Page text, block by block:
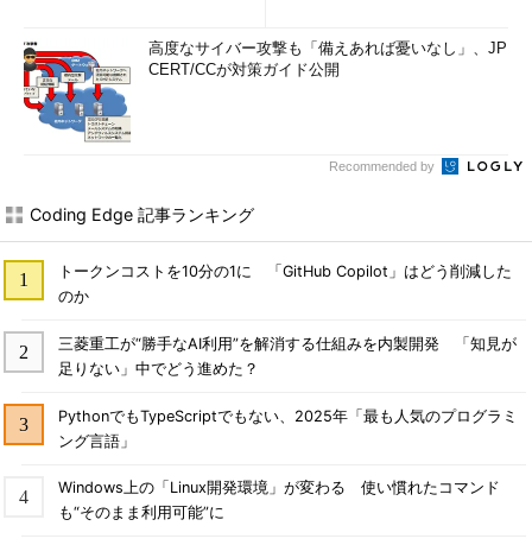
高度なサイバー攻撃も「備えあれば憂いなし」、JP
CERT/CCが対策ガイド公開
Recommended by
Coding Edge 記事ランキング
トークンコストを10分の1に 「GitHub Copilot」はどう削減した
のか
三菱重工が“勝手なAI利用”を解消する仕組みを内製開発 「知見が
足りない」中でどう進めた？
PythonでもTypeScriptでもない、2025年「最も人気のプログラミ
ング言語」
Windows上の「Linux開発環境」が変わる 使い慣れたコマンド
も“そのまま利用可能”に